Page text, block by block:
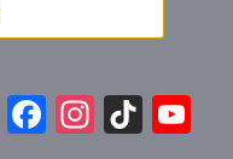
F
In Ti